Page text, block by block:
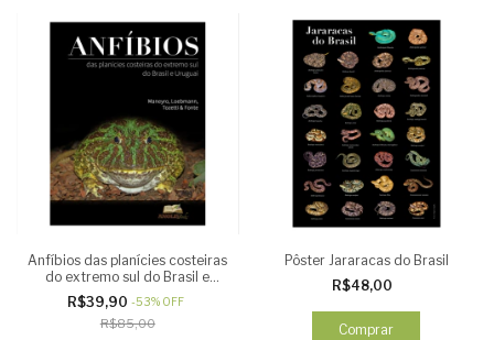
Anfíbios das planícies costeiras
do extremo sul do Brasil e
Uruguai
R$39,90 -53% OFF
R$85,00
Pôster Jararacas do Brasil
R$48,00
Comprar